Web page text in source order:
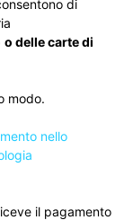
di
o delle carte di
modo.
nello
il pagamento